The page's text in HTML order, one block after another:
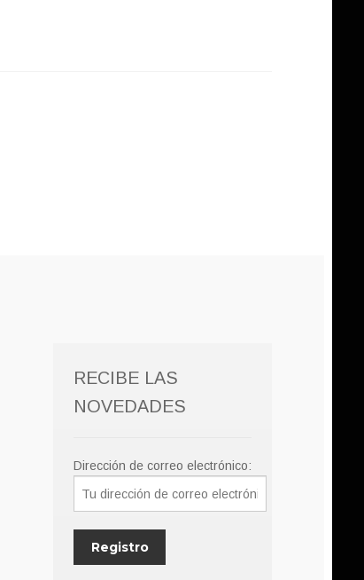
RECIBE LAS
NOVEDADES
Dirección de correo electrónico: